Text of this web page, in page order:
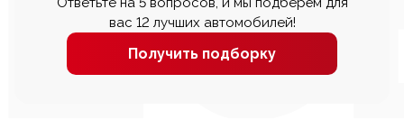
вас 12 лучших автомобилей!
Получить подборку